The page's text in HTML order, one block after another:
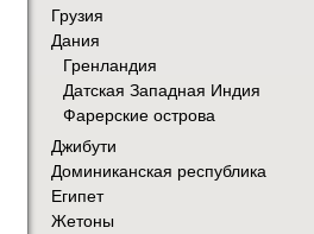
Грузия
Дания
Гренландия
Датская Западная Индия
Фарерские острова
Джибути
Доминиканская республика
Египет
Жетоны